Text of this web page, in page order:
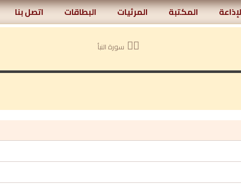
المكتبة المرئيات البطاقات اتصل بنا
سورة النبأ